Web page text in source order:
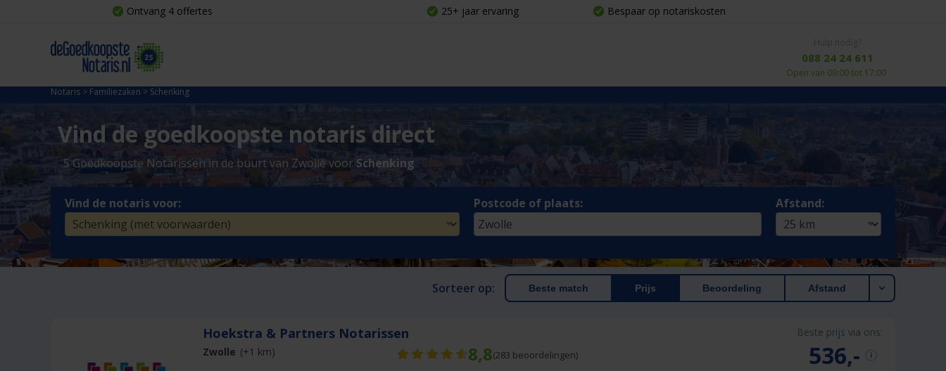
Ontvang 4 offertes 25+ jaar ervaring Bespaar op notariskosten
088 24 24 611
Open van 09:00 tot 17:00
Notaris > Familiezaken > Schenking
Vind de goedkoopste notaris direct
5 Goedkoopste Notarissen in de buurt van Zwolle voor Schenking
Vind de notaris voor: Postcode of plaats: Afstand:
Sorteer op: Beste match Prijs Beoordeling Afstand
Beste prijs via ons:
536,-
Hoekstra & Partners Notarissen
8,8(283 beoordelingen)
Zwolle (+1 km)